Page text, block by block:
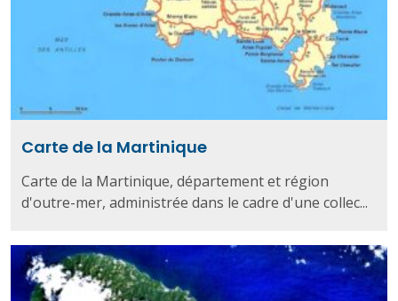
Carte de la Martinique
Carte de la Martinique, département et région
d'outre-mer, administrée dans le cadre d'une collec...